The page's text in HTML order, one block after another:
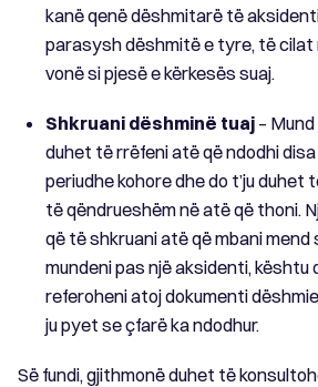
kanë qenë dëshmitarë të
parasysh dëshmitë e tyre, të cilat
vonë si pjesë e kërkesës suaj.
Shkruani dëshminë tuaj –
duhet të rrëfeni atë që ndodhi
periudhe kohore dhe do t’ju duhet
të qëndrueshëm në atë që thoni.
që të shkruani atë që mbani
mundeni pas një aksidenti, kështu
referoheni atoj dokumenti
ju pyet se çfarë ka ndodhur.
Së fundi, gjithmonë duhet të